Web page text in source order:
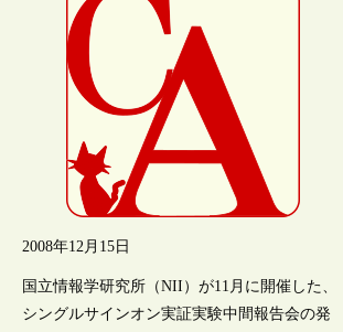
2008年12月15日
国立情報学研究所（NII）が11月に開催した、
シングルサインオン実証実験中間報告会の発